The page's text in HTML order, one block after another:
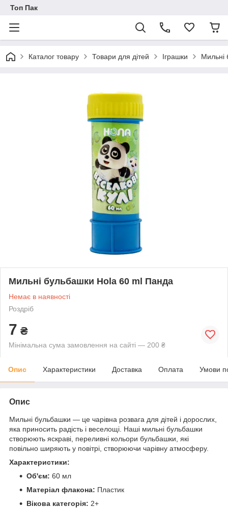
Топ Пак
Каталог товару Товари для дітей Іграшки Мильні
Мильні бульбашки Hola 60 ml Панда
Немає в наявності
Роздріб
7 ₴
Мінімальна сума замовлення на сайті — 200 ₴
Опис Характеристики Доставка Оплата Умови
Опис
Мильні бульбашки — це чарівна розвага для дітей і дорослих,
яка приносить радість і веселощі. Наші мильні бульбашки
створюють яскраві, переливні кольори бульбашки, які
повільно ширяють у повітрі, створюючи чарівну атмосферу.
Характеристики:
Об'єм: 60 мл
Матеріал флакона: Пластик
Вікова категорія: 2+